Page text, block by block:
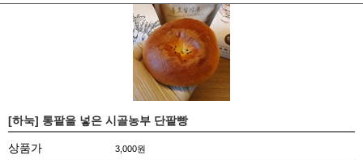
[하눅] 통팥을 넣은 시골농부 단팥빵
상품가 3,000원